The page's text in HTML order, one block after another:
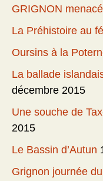
GRIGNON
La Préhistoire au
Oursins à la
La ballade
décembre 2015
Une souche de
2015
Le Bassin d’Autun
Grignon journée